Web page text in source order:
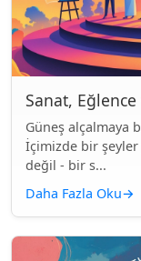
Sanat,
Güneş alçalmaya
İçimizde bir şeyler
değil - bir s...
Daha Fazla Oku→